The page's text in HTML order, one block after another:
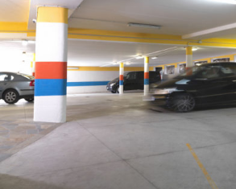
SAPORI TIPICI
ARTE E CULTURA
COMMERCIO
DINTORNI
CONTATTI